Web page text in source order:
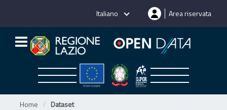
Italiano Area riservata
Home Dataset